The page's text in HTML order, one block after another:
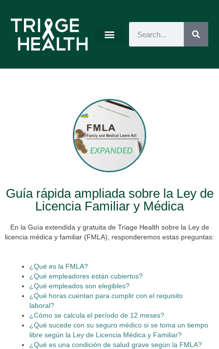
Guía rápida ampliada sobre la Ley de
Licencia Familiar y Médica
En la Guía extendida y gratuita de Triage Health sobre la Ley de
licencia médica y familiar (FMLA), responderemos estas preguntas:
¿Qué es la FMLA?
¿Qué empleadores están cubiertos?
¿Qué empleados son elegibles?
¿Qué horas cuentan para cumplir con el requisito
laboral?
¿Cómo se calcula el período de 12 meses?
¿Qué sucede con su seguro médico si se toma un tiempo
libre según la Ley de Licencia Médica y Familiar?
¿Qué es una condición de salud grave según la FMLA?